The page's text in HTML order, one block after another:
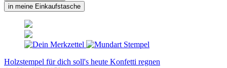
in meine Einkaufstasche
Holzstempel für dich soll's heute Konfetti regnen